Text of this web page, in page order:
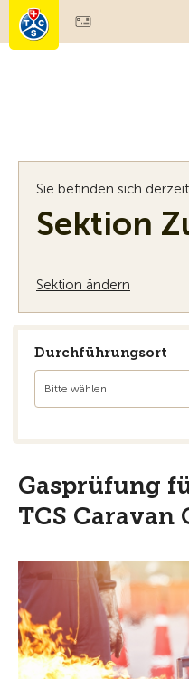
Mitgliedschaft & Leistungen
Sie befinden sich
Sektion
Sektion ändern
Durchführungsort
Bitte wählen
Gasprüfung
TCS Caravan